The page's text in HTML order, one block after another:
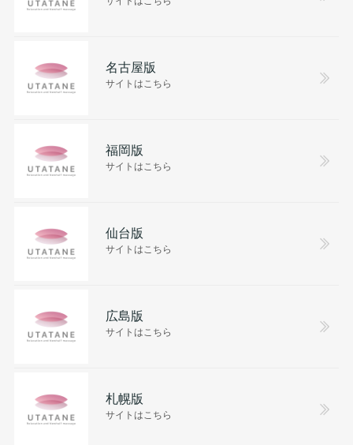
名古屋版
サイトはこちら
福岡版
サイトはこちら
仙台版
サイトはこちら
広島版
サイトはこちら
札幌版
サイトはこちら